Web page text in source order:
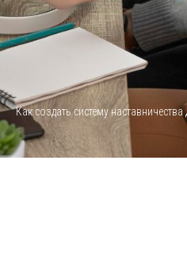
Как создать систему